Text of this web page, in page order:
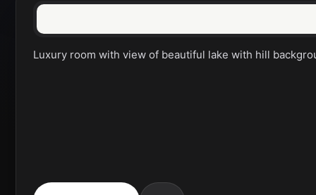
Luxury room with view of beautiful lake with hill